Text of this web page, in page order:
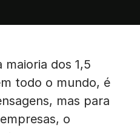
dos 1,5
todo o mundo, é
mas para
o